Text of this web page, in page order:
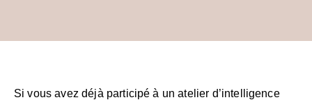
Si vous avez déjà participé à un atelier d’intelligence